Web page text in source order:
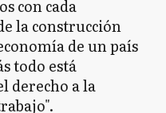
con cada
la construcción
de un país
todo está
derecho a la